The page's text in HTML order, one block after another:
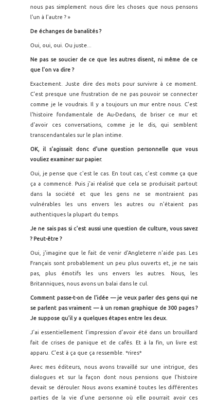
nous pas simplement nous dire les choses que nous pensons
l'un à l'autre ? »
De échanges de banalités?
Oui, oui, oui. Ou juste...
Ne pas se soucier de ce que les autres disent, ni même de ce
que l'on va dire ?
Exactement. Juste dire des mots pour survivre à ce moment.
C'est presque une frustration de ne pas pouvoir se connecter
comme je le voudrais. Il y a toujours un mur entre nous. C'est
l'histoire fondamentale de Au-Dedans, de briser ce mur et
d'avoir ces conversations, comme je le dis, qui semblent
transcendantales sur le plan intime.
OK, il s'agissait donc d'une question personnelle que vous
vouliez examiner sur papier.
Oui, je pense que c'est le cas. En tout cas, c'est comme ça que
ça a commencé. Puis j'ai réalisé que cela se produisait partout
dans la société et que les gens ne se montraient pas
vulnérables les uns envers les autres ou n'étaient pas
authentiques la plupart du temps.
Je ne sais pas si c'est aussi une question de culture, vous savez
? Peut-être ?
Oui, j'imagine que le fait de venir d'Angleterre n'aide pas. Les
Français sont probablement un peu plus ouverts et, je ne sais
pas, plus émotifs les uns envers les autres. Nous, les
Britanniques, nous avons un balai dans le cul.
Comment passe-t-on de l'idée — je veux parler des gens qui ne
se parlent pas vraiment — à un roman graphique de 300 pages ?
Je suppose qu'il y a quelques étapes entre les deux.
J'ai essentiellement l'impression d’avoir été dans un brouillard
fait de crises de panique et de cafés. Et à la fin, un livre est
apparu. C'est à ça que ça ressemble. *rires*
Avec mes éditeurs, nous avons travaillé sur une intrigue, des
dialogues et sur la façon dont nous pensions que l'histoire
devait se dérouler. Nous avons examiné toutes les différentes
parties de la vie d'une personne où elle pourrait avoir ces